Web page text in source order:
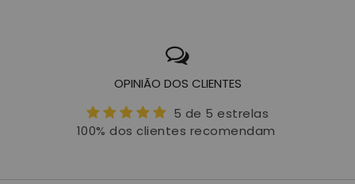
OPINIÃO DOS CLIENTES
5 de 5 estrelas
100% dos clientes recomendam